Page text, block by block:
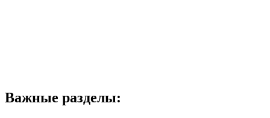
Важные разделы: